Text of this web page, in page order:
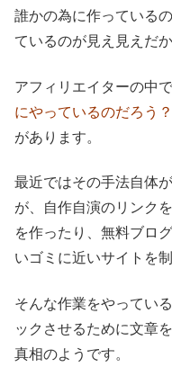
誰かの為に作っている
ているのが見え見えだか
アフィリエイターの中
にやっているのだろう？
があります。
最近ではその手法自体
が、自作自演のリンク
を作ったり、無料ブロ
いゴミに近いサイトを
そんな作業をやってい
ックさせるために文章
真相のようです。